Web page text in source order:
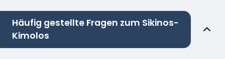
Häufig gestellte Fragen zum Sikinos-
Kimolos